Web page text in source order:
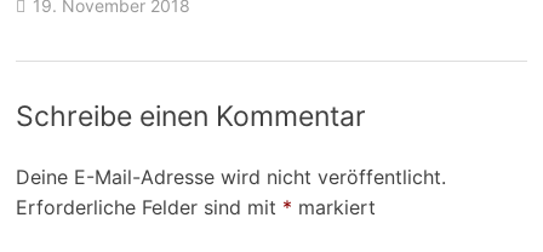
19. November 2018
Schreibe einen Kommentar
Deine E-Mail-Adresse wird nicht veröffentlicht.
Erforderliche Felder sind mit * markiert